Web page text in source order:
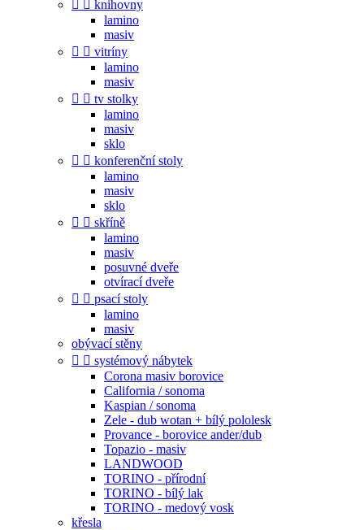
  knihovny
lamino
masiv
  vitríny
lamino
masiv
  tv stolky
lamino
masiv
sklo
  konferenční stoly
lamino
masiv
sklo
  skříně
lamino
masiv
posuvné dveře
otvírací dveře
  psací stoly
lamino
masiv
obývací stěny
  systémový nábytek
Corona masiv borovice
California / sonoma
Kaspian / sonoma
Zele - dub wotan + bílý pololesk
Provance - borovice ander/dub
Topazio - masiv
LANDWOOD
TORINO - přírodní
TORINO - bílý lak
TORINO - medový vosk
křesla